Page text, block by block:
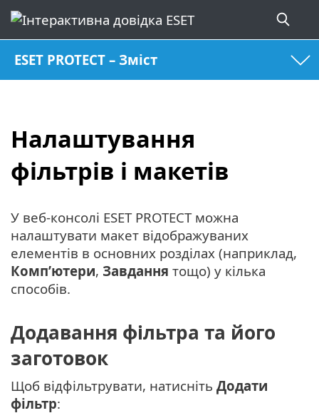
ESET PROTECT – Зміст
Налаштування
фільтрів і макетів
У веб-консолі ESET PROTECT можна
налаштувати макет відображуваних
елементів в основних розділах (наприклад,
Комп’ютери, Завдання тощо) у кілька
способів.
Додавання фільтра та його
заготовок
Щоб відфільтрувати, натисніть Додати
фільтр: